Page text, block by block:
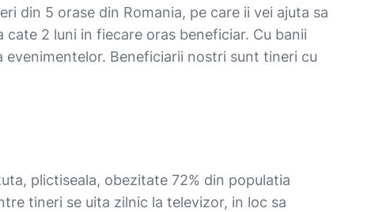
din 5 orase din Romania, pe care ii vei ajuta sa
2 luni in fiecare oras beneficiar. Cu banii
Beneficiarii nostri sunt tineri cu
plictiseala, obezitate 72% din populatia
tineri se uita zilnic la televizor, in loc sa